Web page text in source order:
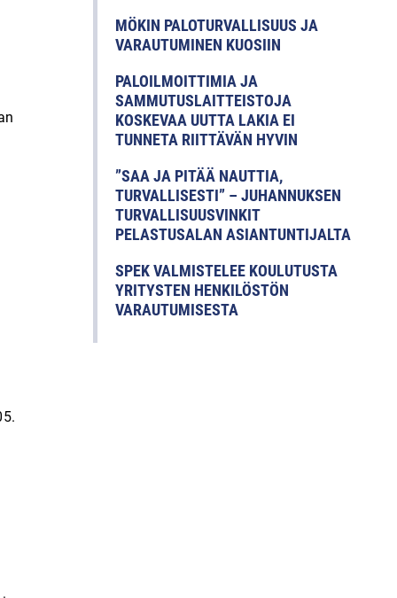
MÖKIN PALOTURVALLISUUS JA
VARAUTUMINEN KUOSIIN
PALOILMOITTIMIA JA
SAMMUTUSLAITTEISTOJA
KOSKEVAA UUTTA LAKIA EI
TUNNETA RIITTÄVÄN HYVIN
”SAA JA PITÄÄ NAUTTIA,
TURVALLISESTI” – JUHANNUKSEN
TURVALLISUUSVINKIT
PELASTUSALAN ASIANTUNTIJALTA
SPEK VALMISTELEE KOULUTUSTA
YRITYSTEN HENKILÖSTÖN
VARAUTUMISESTA